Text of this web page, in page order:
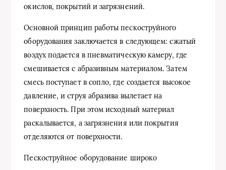
окислов, покрытий и загрязнений.
Основной принцип работы пескоструйного
оборудования заключается в следующем: сжатый
воздух подается в пневматическую камеру, где
смешивается с абразивным материалом. Затем
смесь поступает в сопло, где создается высокое
давление, и струя абразива вылетает на
поверхность. При этом исходный материал
раскалывается, а загрязнения или покрытия
отделяются от поверхности.
Пескоструйное оборудование широко